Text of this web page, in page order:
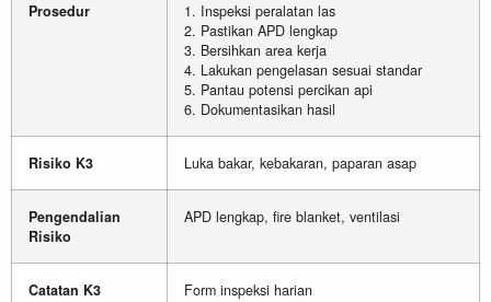
Prosedur
1. Inspeksi peralatan las
2. Pastikan APD lengkap
3. Bersihkan area kerja
4. Lakukan pengelasan sesuai standar
5. Pantau potensi percikan api
6. Dokumentasikan hasil
Risiko K3 Luka bakar, kebakaran, paparan asap
Pengendalian
Risiko
APD lengkap, fire blanket, ventilasi
Catatan K3 Form inspeksi harian